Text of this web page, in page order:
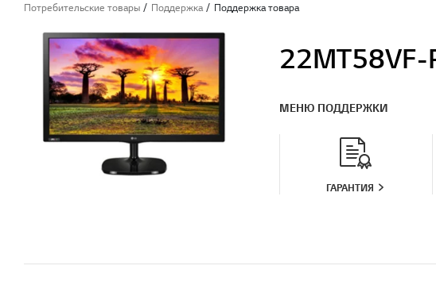
Потребительские товары Поддержка Поддержка товара
22MT58VF-
МЕНЮ ПОДДЕРЖКИ
ГАРАНТИЯ